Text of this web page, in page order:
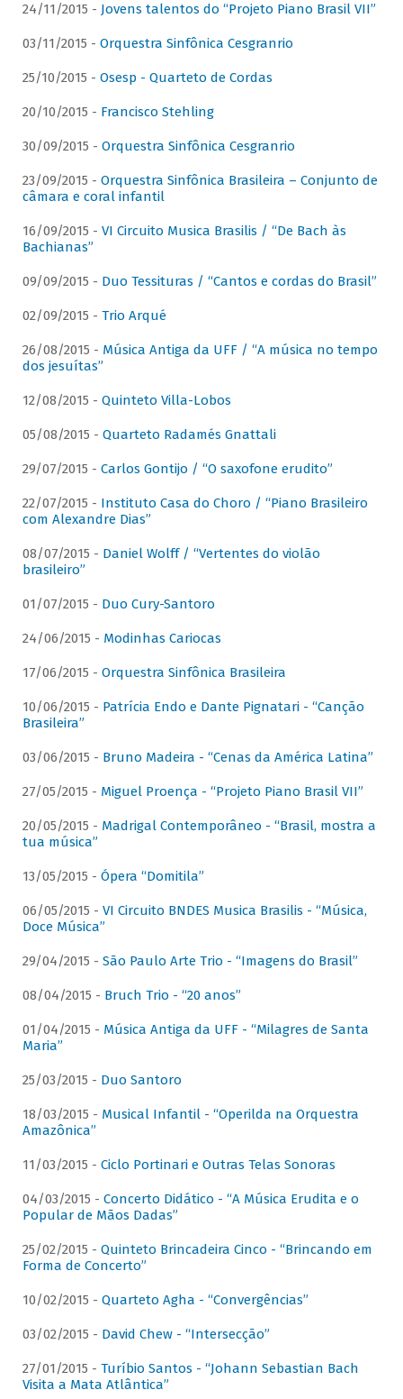
24/11/2015 - Jovens talentos do “Projeto Piano Brasil VII”
03/11/2015 - Orquestra Sinfônica Cesgranrio
25/10/2015 - Osesp - Quarteto de Cordas
20/10/2015 - Francisco Stehling
30/09/2015 - Orquestra Sinfônica Cesgranrio
23/09/2015 - Orquestra Sinfônica Brasileira – Conjunto de
câmara e coral infantil
16/09/2015 - VI Circuito Musica Brasilis / “De Bach às
Bachianas”
09/09/2015 - Duo Tessituras / “Cantos e cordas do Brasil”
02/09/2015 - Trio Arqué
26/08/2015 - Música Antiga da UFF / “A música no tempo
dos jesuítas”
12/08/2015 - Quinteto Villa-Lobos
05/08/2015 - Quarteto Radamés Gnattali
29/07/2015 - Carlos Gontijo / “O saxofone erudito”
22/07/2015 - Instituto Casa do Choro / “Piano Brasileiro
com Alexandre Dias”
08/07/2015 - Daniel Wolff / “Vertentes do violão
brasileiro”
01/07/2015 - Duo Cury-Santoro
24/06/2015 - Modinhas Cariocas
17/06/2015 - Orquestra Sinfônica Brasileira
10/06/2015 - Patrícia Endo e Dante Pignatari - “Canção
Brasileira”
03/06/2015 - Bruno Madeira - “Cenas da América Latina”
27/05/2015 - Miguel Proença - “Projeto Piano Brasil VII”
20/05/2015 - Madrigal Contemporâneo - “Brasil, mostra a
tua música”
13/05/2015 - Ópera “Domitila”
06/05/2015 - VI Circuito BNDES Musica Brasilis - “Música,
Doce Música”
29/04/2015 - São Paulo Arte Trio - “Imagens do Brasil”
08/04/2015 - Bruch Trio - “20 anos”
01/04/2015 - Música Antiga da UFF - “Milagres de Santa
Maria”
25/03/2015 - Duo Santoro
18/03/2015 - Musical Infantil - “Operilda na Orquestra
Amazônica”
11/03/2015 - Ciclo Portinari e Outras Telas Sonoras
04/03/2015 - Concerto Didático - “A Música Erudita e o
Popular de Mãos Dadas”
25/02/2015 - Quinteto Brincadeira Cinco - “Brincando em
Forma de Concerto”
10/02/2015 - Quarteto Agha - “Convergências”
03/02/2015 - David Chew - “Intersecção”
27/01/2015 - Turíbio Santos - “Johann Sebastian Bach
Visita a Mata Atlântica”